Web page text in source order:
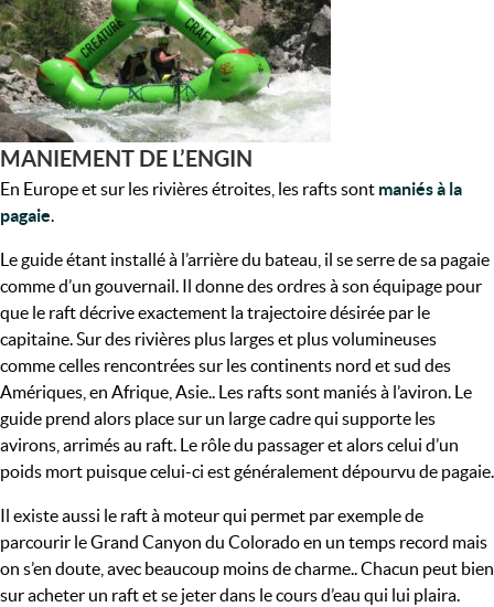
MANIEMENT DE L’ENGIN
En Europe et sur les rivières étroites, les rafts sont maniés à la
pagaie.
Le guide étant installé à l’arrière du bateau, il se serre de sa pagaie
comme d’un gouvernail. Il donne des ordres à son équipage pour
que le raft décrive exactement la trajectoire désirée par le
capitaine. Sur des rivières plus larges et plus volumineuses
comme celles rencontrées sur les continents nord et sud des
Amériques, en Afrique, Asie.. Les rafts sont maniés à l’aviron. Le
guide prend alors place sur un large cadre qui supporte les
avirons, arrimés au raft. Le rôle du passager et alors celui d’un
poids mort puisque celui-ci est généralement dépourvu de pagaie.
Il existe aussi le raft à moteur qui permet par exemple de
parcourir le Grand Canyon du Colorado en un temps record mais
on s’en doute, avec beaucoup moins de charme.. Chacun peut bien
sur acheter un raft et se jeter dans le cours d’eau qui lui plaira.